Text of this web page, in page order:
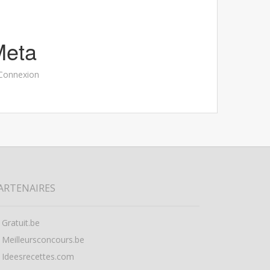
Gratuit.be
Meilleursconcours.be
Ideesrecettes.com